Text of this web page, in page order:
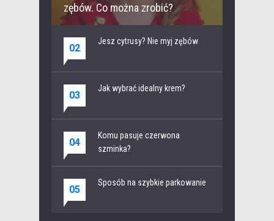
zębów. Co można zrobić?
02
Jesz cytrusy? Nie myj zębów
03
Jak wybrać idealny krem?
04
Komu pasuje czerwona
szminka?
05
Sposób na szybkie parkowanie